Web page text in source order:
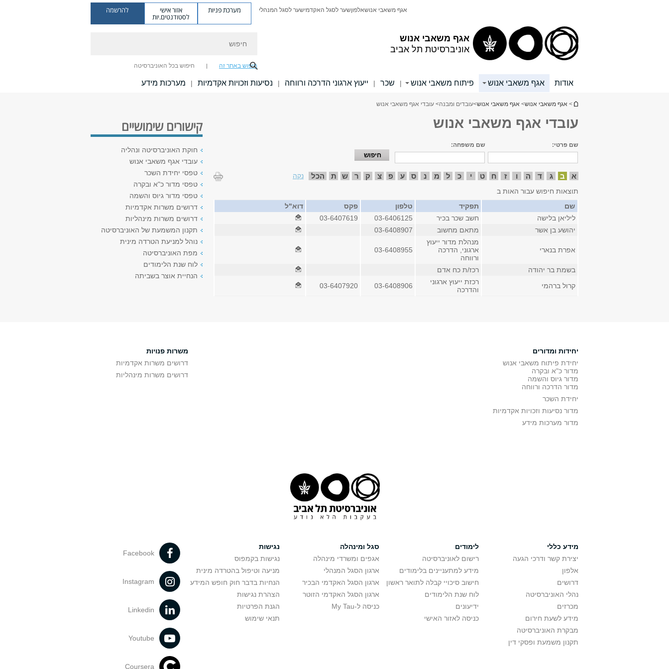
אגף משאבי אנוש
אוניברסיטת תל אביב
אגף משאבי אנושאלפוןשער לסגל האקדמישער לסגל המנהלי מערכת פניות אזור אישי
לסטודנטים.יות
להרשמה
חיפוש באתר זה חיפוש בכל האוניברסיטה
אודות אגף משאבי אנוש פיתוח משאבי אנוש | שכר | ייעוץ ארגוני הדרכה ורווחה | נסיעות וזכויות אקדמיות | מערכות מידע
הינך נמצא כאן
> אגף משאבי אנוש> אגף משאבי אנוש>עובדים ומבנה> עובדי אגף משאבי אנוש
עובדי אגף משאבי אנוש
שם פרטי: שם משפחה:
א ב ג ד ה ו ז ח ט י כ ל מ נ ס ע פ צ ק ר ש ת הכל
נקה
תוצאות חיפוש עבור האות ב
שם
תפקיד טלפון פקס
דוא"ל
ליליאן בלישה
חשב שכר בכיר 03-6406125
03-6407619
יהושע בן אשר
מתאם מחשוב 03-6408907
אפרת בנארי
מנהלת מדור ייעוץ
ארגוני, הדרכה
ורווחה
03-6408955
בשמת בר יהודה
רכז/ת כח אדם
קרול ברהמי
רכזת ייעוץ ארגוני
והדרכה
03-6408906
03-6407920
קישורים שימושיים
חוקת האוניברסיטה ונהליה
עובדי אגף משאבי אנוש
טפסי יחידת השכר
טפסי מדור כ"א ובקרה
טפסי מדור גיוס והשמה
דרושים משרות אקדמיות
דרושים משרות מינהליות
תקנון המשמעת של האוניברסיטה
נוהל למניעת הטרדה מינית
מפת האוניברסיטה
לוח שנת הלימודים
הנחיית אוצר בשביתה
יחידות ומדורים
יחידת פיתוח משאבי אנוש
מדור כ"א ובקרה
מדור גיוס והשמה
מדור הדרכה ורווחה
יחידת השכר
מדור נסיעות וזכויות אקדמיות
מדור מערכות מידע
משרות פנויות
דרושים משרות אקדמיות
דרושים משרות מינהליות
מידע כללי
יצירת קשר ודרכי הגעה
אלפון
דרושים
נהלי האוניברסיטה
מכרזים
מידע לשעת חירום
מבקרת האוניברסיטה
תקנון משמעת ופסקי דין
לימודים
רישום לאוניברסיטה
מידע למתעניינים בלימודים
חישוב סיכויי קבלה לתואר ראשון
לוח שנת הלימודים
ידיעונים
כניסה לאזור האישי
סגל ומינהלה
אגפים ומשרדי מינהלה
ארגון הסגל המנהלי
ארגון הסגל האקדמי הבכיר
ארגון הסגל האקדמי הזוטר
כניסה ל-My Tau
נגישות
נגישות בקמפוס
מניעה וטיפול בהטרדה מינית
הנחיות בדבר חוק חופש המידע
הצהרת נגישות
הגנת הפרטיות
תנאי שימוש
Facebook
Instagram
Linkedin
Youtube
Coursera